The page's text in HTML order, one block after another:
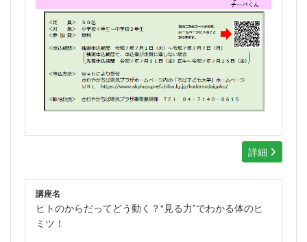
詳細
講座名
ヒトのからだってどう動く？“見る力”でわかる体のヒ
ミツ！